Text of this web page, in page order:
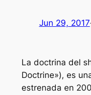
Jun 29, 2017
La doctrina del
Doctrine»), es
estrenada en